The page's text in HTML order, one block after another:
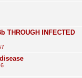
THROUGH INFECTED